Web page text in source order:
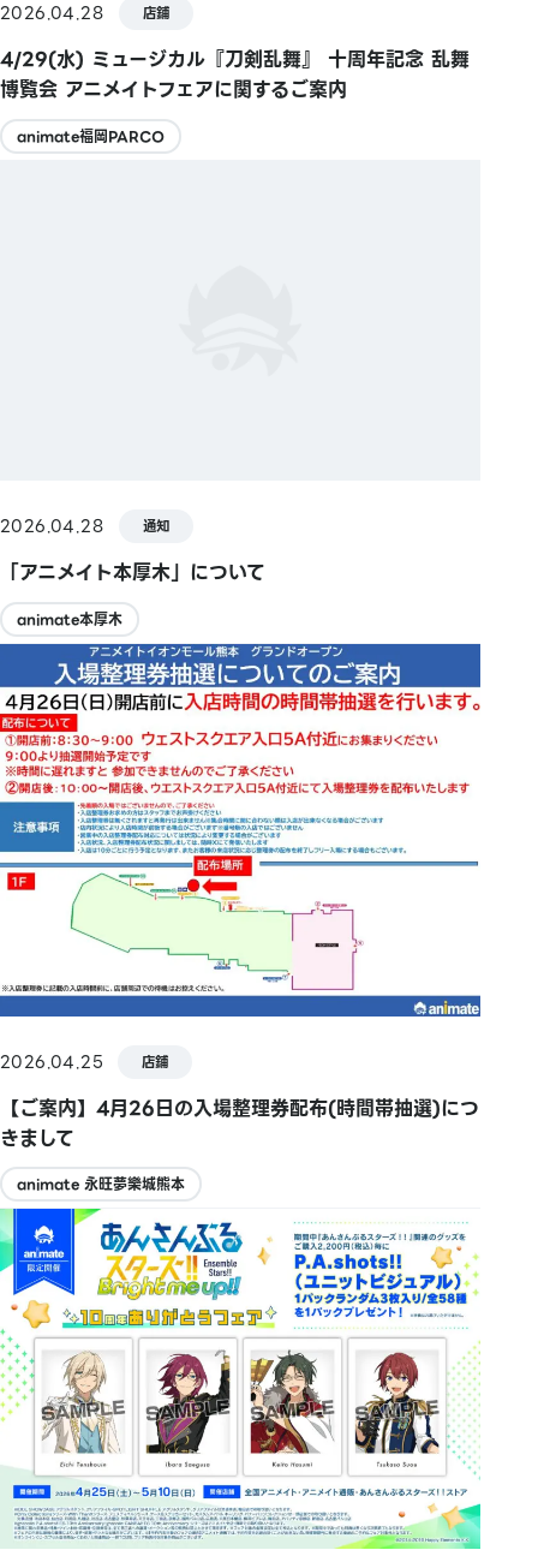
2026.04.28 店鋪
4/29(水) ミュージカル『刀剣乱舞』 十周年記念 乱舞
博覧会 アニメイトフェアに関するご案内
animate福岡PARCO
2026.04.28 通知
「アニメイト本厚木」について
animate本厚木
2026.04.25 店鋪
【ご案内】4月26日の入場整理券配布(時間帯抽選)につ
きまして
animate 永旺夢樂城熊本